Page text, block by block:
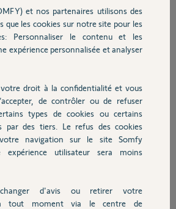
on me dit que le mail n’est rattaché a aucun
retrouve donc bloquée…
?
au fil de discussion
et nos partenaires utilisons des
que les cookies sur notre site pour les
Personnaliser le contenu et les
expérience personnalisée et analyser
votre droit à la confidentialité et vous
de contrôler ou de refuser
types de cookies ou certains
par des tiers. Le refus des cookies
votre navigation sur le site Somfy
expérience utilisateur sera moins
d'avis ou retirer votre
à tout moment via le centre de